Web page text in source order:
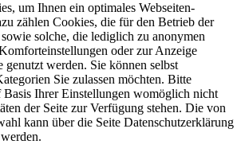
um Ihnen ein optimales Webseiten-
zählen Cookies, die für den Betrieb der
solche, die lediglich zu anonymen
oder zur Anzeige
genutzt werden. Sie können selbst
Sie zulassen möchten. Bitte
Basis Ihrer Einstellungen womöglich nicht
der Seite zur Verfügung stehen. Die von
kann über die Seite Datenschutzerklärung